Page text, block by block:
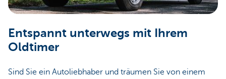
Entspannt unterwegs mit Ihrem
Oldtimer
Sind Sie ein Autoliebhaber und träumen Sie von einem